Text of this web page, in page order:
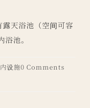
天浴池（空间可容
池。
设施0 Comments